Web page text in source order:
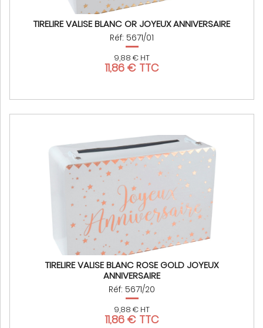
TIRELIRE VALISE BLANC OR JOYEUX ANNIVERSAIRE
Réf: 5671/01
9,88 € HT
11,86 € TTC
TIRELIRE VALISE BLANC ROSE GOLD JOYEUX
ANNIVERSAIRE
Réf: 5671/20
9,88 € HT
11,86 € TTC